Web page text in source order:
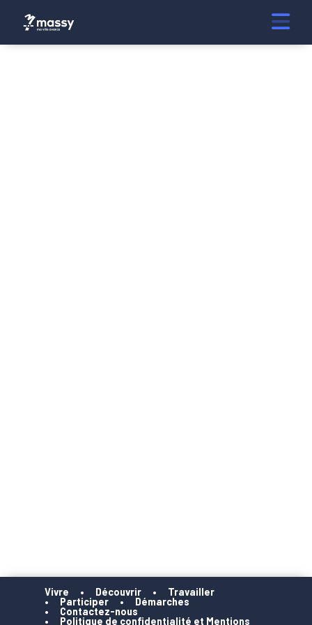
Vivre Découvrir
Travailler
Participer
Démarches
Contactez-nous
Politique de confidentialité et Mentions